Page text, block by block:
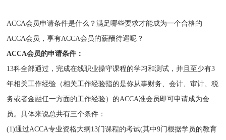
ACCA会员申请条件是什么？满足哪些要求才能成为一个合格的
ACCA会员，享有ACCA会员的薪酬待遇呢？
ACCA会员的申请条件：
13科全部通过，完成在线职业操守课程的学习和测试，并且至少有3
年相关工作经验（相关工作经验指的是你从事财务、会计、审计、税
务或者金融任一方面的工作经验）的ACCA准会员即可申请成为会
员。具体来说总共有三个条件：
(1)通过ACCA专业资格大纲13门课程的考试(其中9门根据学员的教育